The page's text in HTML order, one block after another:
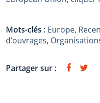
Mots-clés : Europe,
d’ouvrages,
Partager sur :